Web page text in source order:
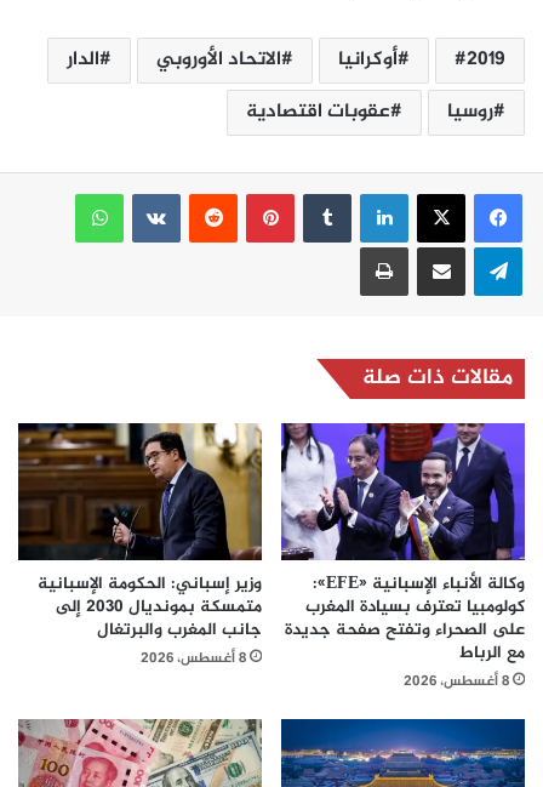
2019 أوكرانيا الاتحاد الأوروبي
الدار
روسيا
عقوبات اقتصادية
لينكدإن بينتيريست
واتساب
تيلقرام مشاركة عبر البريد طباعة
مقالات ذات صلة
وكالة الأنباء الإسبانية «EFE»:
كولومبيا تعترف بسيادة المغرب
على الصحراء وتفتح صفحة جديدة
مع الرباط
8 أغسطس، 2026
وزير إسباني: الحكومة الإسبانية
متمسكة بمونديال 2030 إلى
جانب المغرب والبرتغال
8 أغسطس، 2026